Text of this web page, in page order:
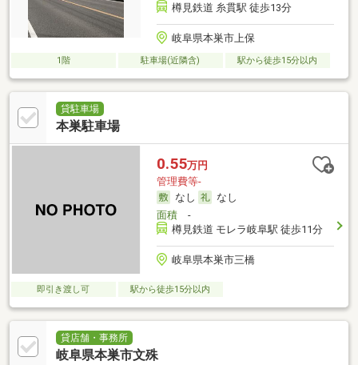
樽見鉄道 糸貫駅 徒歩13分
岐阜県本巣市上保
1階 駐車場(近隣含) 駅から徒歩15分以内
貸駐車場
本巣駐車場
0.55万円
管理費等-
なし
なし
面積-
樽見鉄道 モレラ岐阜駅 徒歩11分
岐阜県本巣市三橋
即引き渡し可 駅から徒歩15分以内
貸店舗・事務所
岐阜県本巣市文殊